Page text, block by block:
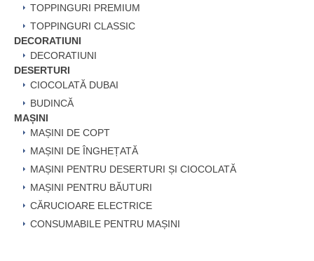
TOPPINGURI PREMIUM
TOPPINGURI CLASSIC
DECORATIUNI
DECORATIUNI
DESERTURI
CIOCOLATĂ DUBAI
BUDINCĂ
MAȘINI
MAȘINI DE COPT
MAȘINI DE ÎNGHEȚATĂ
MAȘINI PENTRU DESERTURI ȘI CIOCOLATĂ
MAȘINI PENTRU BĂUTURI
CĂRUCIOARE ELECTRICE
CONSUMABILE PENTRU MAȘINI